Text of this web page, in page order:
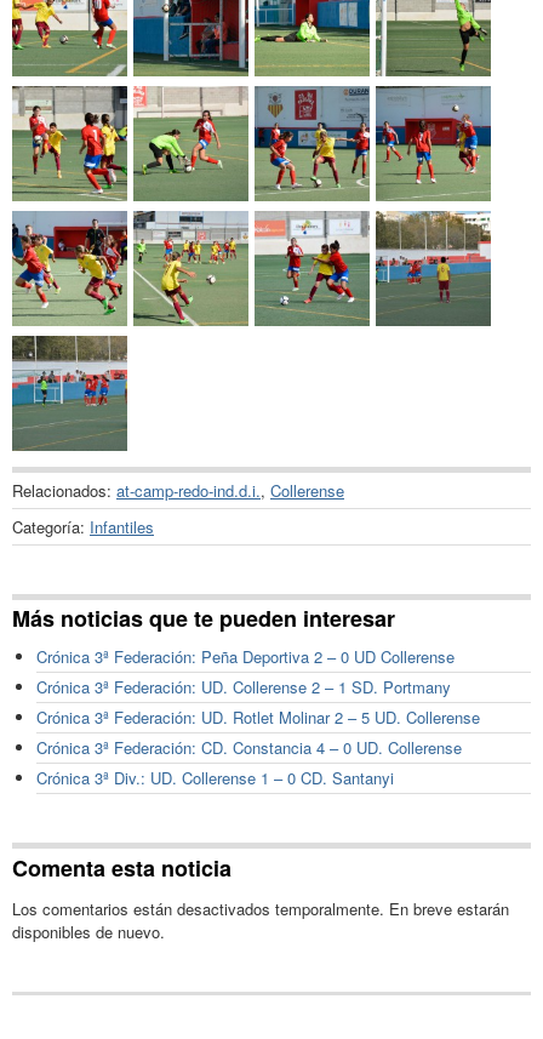
Relacionados: at-camp-redo-ind.d.i., Collerense
Categoría: Infantiles
Más noticias que te pueden interesar
Crónica 3ª Federación: Peña Deportiva 2 – 0 UD Collerense
Crónica 3ª Federación: UD. Collerense 2 – 1 SD. Portmany
Crónica 3ª Federación: UD. Rotlet Molinar 2 – 5 UD. Collerense
Crónica 3ª Federación: CD. Constancia 4 – 0 UD. Collerense
Crónica 3ª Div.: UD. Collerense 1 – 0 CD. Santanyi
Comenta esta noticia
Los comentarios están desactivados temporalmente. En breve estarán
disponibles de nuevo.